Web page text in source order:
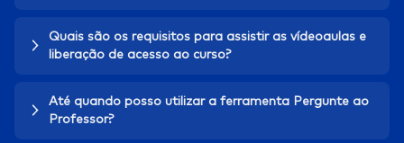
Quais são os requisitos para assistir as vídeoaulas e
liberação de acesso ao curso?
Até quando posso utilizar a ferramenta Pergunte ao
Professor?